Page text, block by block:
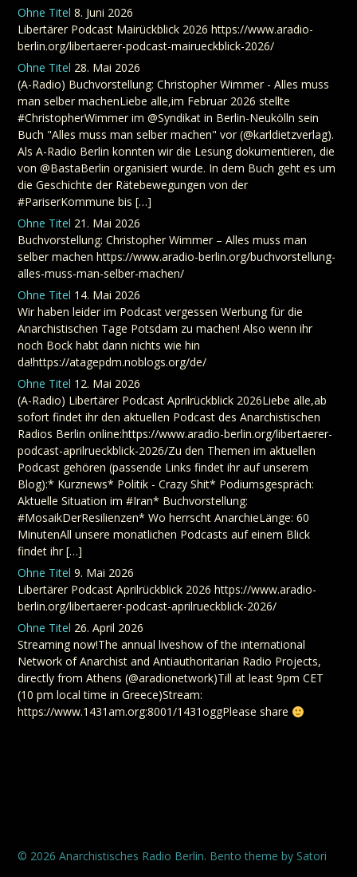
Ohne Titel 8. Juni 2026
Libertärer Podcast Mairückblick 2026 https://www.aradio-
berlin.org/libertaerer-podcast-mairueckblick-2026/
Ohne Titel 28. Mai 2026
(A-Radio) Buchvorstellung: Christopher Wimmer - Alles muss
man selber machenLiebe alle,im Februar 2026 stellte
#ChristopherWimmer im @Syndikat in Berlin-Neukölln sein
Buch "Alles muss man selber machen" vor (@karldietzverlag).
Als A-Radio Berlin konnten wir die Lesung dokumentieren, die
von @BastaBerlin organisiert wurde. In dem Buch geht es um
die Geschichte der Rätebewegungen von der
#PariserKommune bis […]
Ohne Titel 21. Mai 2026
Buchvorstellung: Christopher Wimmer – Alles muss man
selber machen https://www.aradio-berlin.org/buchvorstellung-
alles-muss-man-selber-machen/
Ohne Titel 14. Mai 2026
Wir haben leider im Podcast vergessen Werbung für die
Anarchistischen Tage Potsdam zu machen! Also wenn ihr
noch Bock habt dann nichts wie hin
da!https://atagepdm.noblogs.org/de/
Ohne Titel 12. Mai 2026
(A-Radio) Libertärer Podcast Aprilrückblick 2026Liebe alle,ab
sofort findet ihr den aktuellen Podcast des Anarchistischen
Radios Berlin online:https://www.aradio-berlin.org/libertaerer-
podcast-aprilrueckblick-2026/Zu den Themen im aktuellen
Podcast gehören (passende Links findet ihr auf unserem
Blog):* Kurznews* Politik - Crazy Shit* Podiumsgespräch:
Aktuelle Situation im #Iran* Buchvorstellung:
#MosaikDerResilienzen* Wo herrscht AnarchieLänge: 60
MinutenAll unsere monatlichen Podcasts auf einem Blick
findet ihr […]
Ohne Titel 9. Mai 2026
Libertärer Podcast Aprilrückblick 2026 https://www.aradio-
berlin.org/libertaerer-podcast-aprilrueckblick-2026/
Ohne Titel 26. April 2026
Streaming now!The annual liveshow of the international
Network of Anarchist and Antiauthoritarian Radio Projects,
directly from Athens (@aradionetwork)Till at least 9pm CET
(10 pm local time in Greece)Stream:
https://www.1431am.org:8001/1431oggPlease share
© 2026 Anarchistisches Radio Berlin. Bento theme by Satori